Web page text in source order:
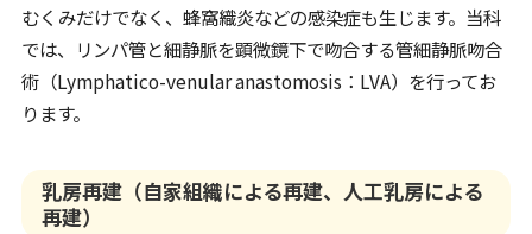
むくみだけでなく、蜂窩織炎などの感染症も生じます。当科
では、リンパ管と細静脈を顕微鏡下で吻合する管細静脈吻合
術（Lymphatico-venular anastomosis：LVA）を行ってお
ります。
乳房再建（自家組織による再建、人工乳房による
再建）